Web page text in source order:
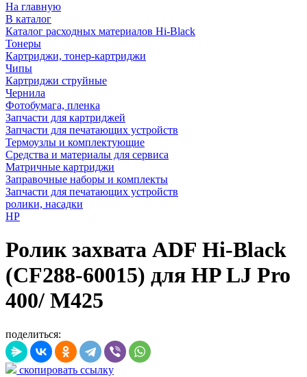
На главную
В каталог
Каталог расходных материалов Hi-Black
Тонеры
Картриджи, тонер-картриджи
Чипы
Картриджи струйные
Чернила
Фотобумага, пленка
Запчасти для картриджей
Запчасти для печатающих устройств
Термоузлы и комплектующие
Средства и материалы для сервиса
Матричные картриджи
Заправочные наборы и комплекты
Запчасти для печатающих устройств
ролики, насадки
HP
Ролик захвата ADF Hi-Black
(CF288-60015) для HP LJ Pro
400/ M425
поделиться:
скопировать ссылку